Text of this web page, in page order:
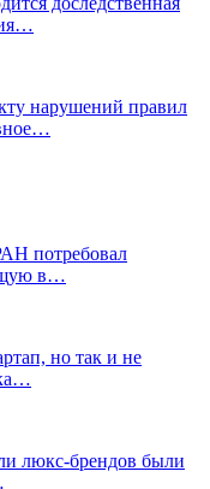
нарушений правил
потребовал
в…
но так и не
люкс-брендов были